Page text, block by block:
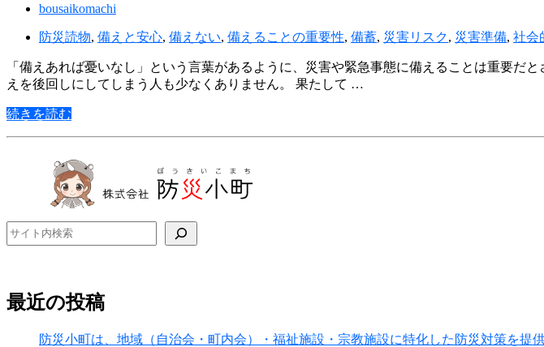
bousaikomachi
防災読物, 備えと安心, 備えない, 備えることの重要性, 備蓄, 災害リスク, 災害準備, 社会
「備えあれば憂いなし」という言葉があるように、災害や緊急事態に備えることは重要
えを後回しにしてしまう人も少なくありません。 果たして …
続きを読む
検索
最近の投稿
防災小町は、地域（自治会・町内会）・福祉施設・宗教施設に特化した防災対策を提供